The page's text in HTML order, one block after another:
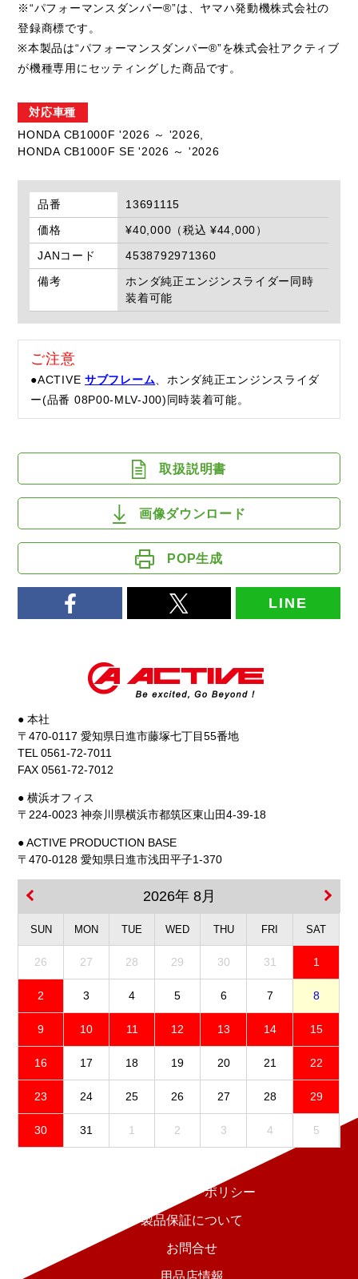
※“パフォーマンスダンパー®”は、ヤマハ発動機株式会社の
登録商標です。
※本製品は“パフォーマンスダンパー®”を株式会社アクティブ
が機種専用にセッティングした商品です。
対応車種
HONDA CB1000F '2026 ～ '2026,
HONDA CB1000F SE '2026 ～ '2026
品番
13691115
価格
¥40,000（税込 ¥44,000）
JANコード
4538792971360
備考
ホンダ純正エンジンスライダー同時
装着可能
ご注意
●ACTIVE サブフレーム 、ホンダ純正エンジンスライダ
ー(品番 08P00-MLV-J00)同時装着可能。
取扱説明書
画像ダウンロード
POP生成
LINE
● 本社
〒470-0117 愛知県日進市藤塚七丁目55番地
TEL 0561-72-7011
FAX 0561-72-7012
● 横浜オフィス
〒224-0023 神奈川県横浜市都筑区東山田4-39-18
● ACTIVE PRODUCTION BASE
〒470-0128 愛知県日進市浅田平子1-370
2026年 8月
SUN MON TUE WED THU FRI SAT
26 27 28 29 30 31 1
2 3 4 5 6 7 8
9 10 11 12 13 14 15
16 17 18 19 20 21 22
23 24 25 26 27 28 29
30 31 1 2 3 4 5
プライバシーポリシー
製品保証について
お問合せ
用品店情報